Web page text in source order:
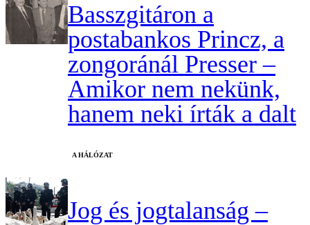
Basszgitáron a
postabankos Princz, a
zongoránál Presser –
Amikor nem nekünk,
hanem neki írták a dalt
A HÁLÓZAT
Jog és jogtalanság –